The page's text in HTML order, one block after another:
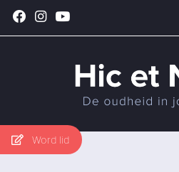
Word lid